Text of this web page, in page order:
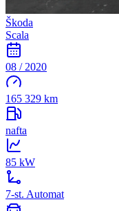
Škoda
Scala
08 / 2020
165 329 km
nafta
85 kW
7-st. Automat